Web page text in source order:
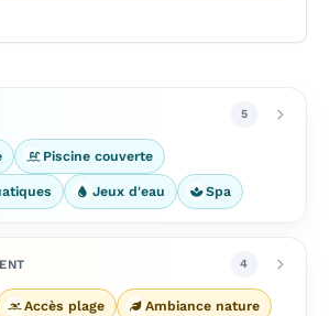
5
Piscine couverte
Jeux d'eau Spa
4
Accès plage Ambiance nature